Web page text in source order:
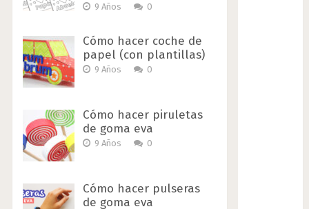
9 Años 0
Cómo hacer coche de
papel (con plantillas)
9 Años 0
Cómo hacer piruletas
de goma eva
9 Años 0
Cómo hacer pulseras
de goma eva